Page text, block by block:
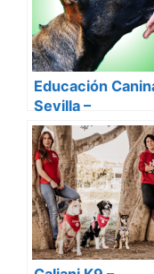
Educación
Sevilla –
EllaAdiestra